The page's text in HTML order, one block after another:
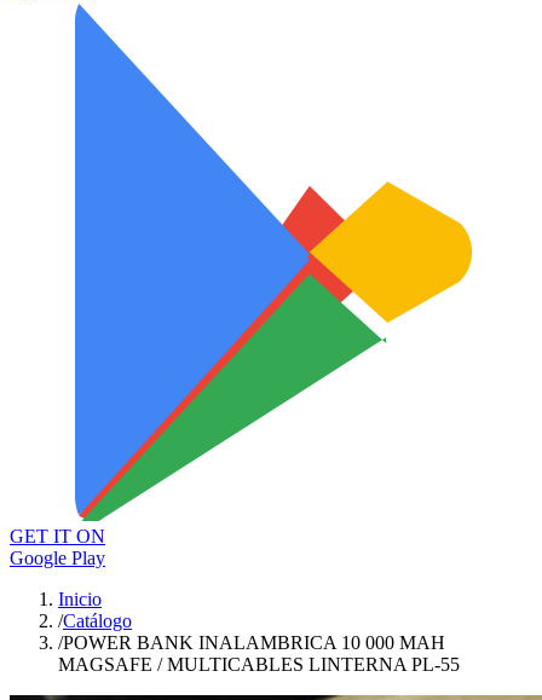
GET IT ON
Google Play
Inicio
/Catálogo
/POWER BANK INALAMBRICA 10 000 MAH
MAGSAFE / MULTICABLES LINTERNA PL-55